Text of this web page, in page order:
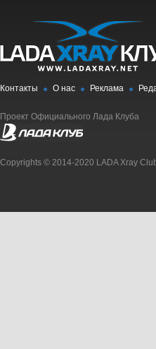
Контакты О нас Реклама
Проект Официального Лада Клуба
Copyrights © 2014-2020 LADA Xray